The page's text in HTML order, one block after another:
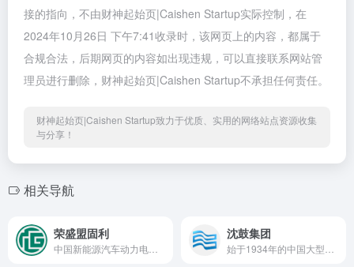
接的指向，不由财神起始页|Caishen Startup实际控制，在
2024年10月26日 下午7:41收录时，该网页上的内容，都属于
合规合法，后期网页的内容如出现违规，可以直接联系网站管
理员进行删除，财神起始页|Caishen Startup不承担任何责任。
财神起始页|Caishen Startup致力于优质、实用的网络站点资源收集
与分享！
相关导航
荣盛盟固利 沈鼓集团